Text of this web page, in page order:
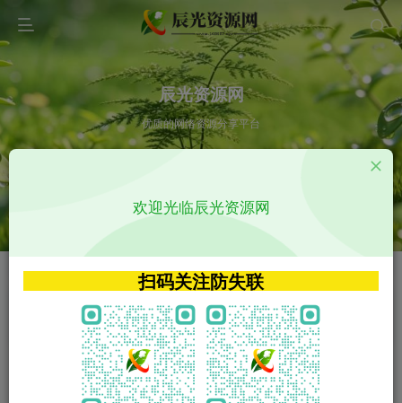
辰光资源网
优质的网络资源分享平台
VIP特权介绍 APP源码
VIP特权介绍
火
VIP特权介绍
影视源码
影视源码
欢迎光临辰光资源网
扫码关注防失联